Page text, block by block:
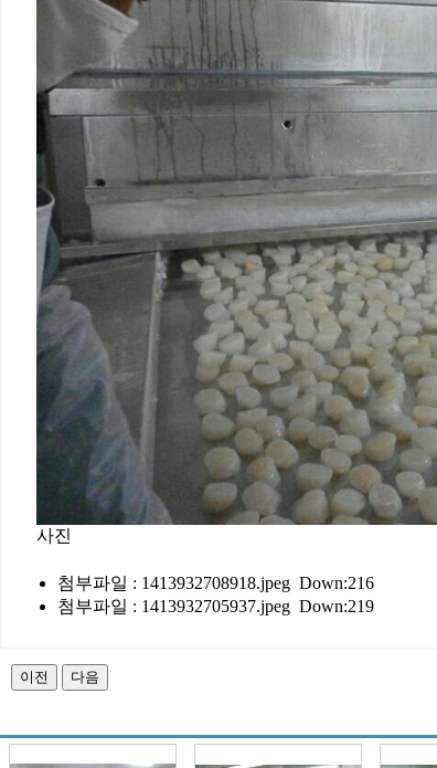
사진
첨부파일 : 1413932708918.jpeg Down:216
첨부파일 : 1413932705937.jpeg Down:219